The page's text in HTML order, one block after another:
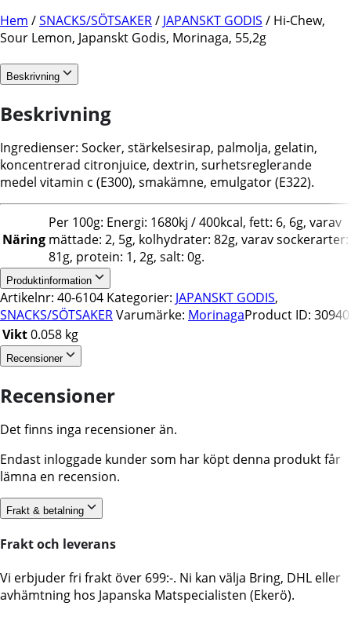
Hem /SNACKS/SÖTSAKER/ JAPANSKT GODIS / Hi-Chew,
Sour Lemon, Japanskt Godis, Morinaga, 55,2g
Beskrivning
Beskrivning
Ingredienser: Socker, stärkelsesirap, palmolja, gelatin,
koncentrerad citronjuice, dextrin, surhetsreglerande
medel vitamin c (E300), smakämne, emulgator (E322).
Näring
Per 100g: Energi: 1680kj / 400kcal, fett: 6, 6g, varav
mättade: 2, 5g, kolhydrater: 82g, varav sockerarter:
81g, protein: 1, 2g, salt: 0g.
Produktinformation
Artikelnr: 40-6104 Kategorier: JAPANSKT GODIS,
SNACKS/SÖTSAKERVarumärke: MorinagaProduct ID: 30940
Vikt0.058 kg
Recensioner
Recensioner
Det finns inga recensioner än.
Endast inloggade kunder som har köpt denna produkt får
lämna en recension.
Frakt & betalning
Frakt och leverans
Vi erbjuder fri frakt över 699:-. Ni kan välja Bring, DHL eller
avhämtning hos Japanska Matspecialisten (Ekerö).